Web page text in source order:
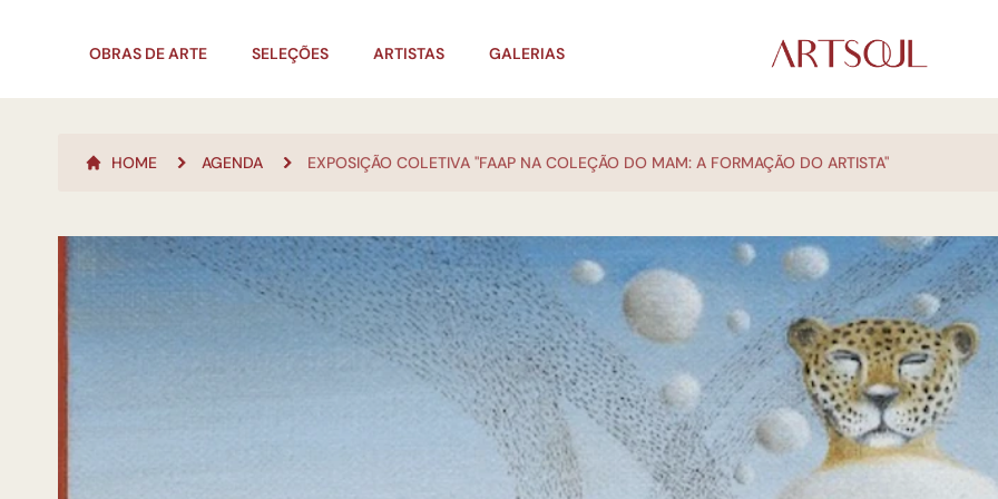
OBRAS DE ARTE SELEÇÕES ARTISTAS GALERIAS
HOME AGENDA EXPOSIÇÃO COLETIVA "FAAP NA COLEÇÃO DO MAM: A FORMAÇÃO DO ARTISTA"